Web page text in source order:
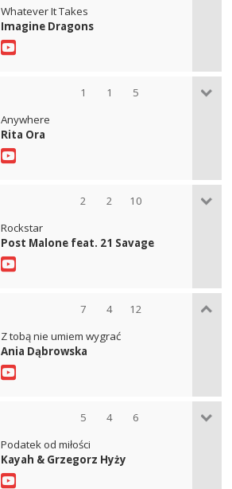
Whatever It Takes
Imagine Dragons
1 1 5
Anywhere
Rita Ora
2 2 10
Rockstar
Post Malone feat. 21 Savage
7 4 12
Z tobą nie umiem wygrać
Ania Dąbrowska
5 4 6
Podatek od miłości
Kayah & Grzegorz Hyży